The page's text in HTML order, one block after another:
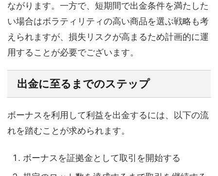
ながります。一方で、短期間で出金条件を満たした
い場合はボラティリティの高い商品を選ぶ戦略も考
えられますが、損失リスクが高まるため計画的に運
用することが必要でございます。
出金に至るまでのステップ
ボーナスを利用して利益を出金するには、以下の流
れを踏むことが求められます。
ボーナスを証拠金として取引を開始する